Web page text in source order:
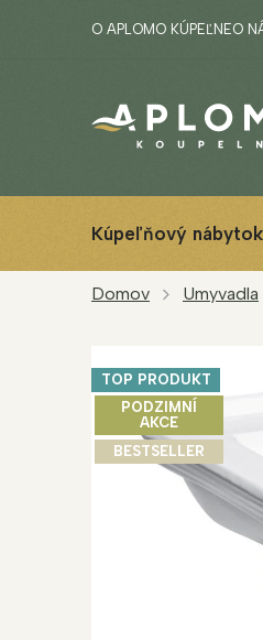
O APLOMO KÚPEĽNEO
Kúpeľňový nábytok
Domov Umyvadla
TOP PRODUKT
PODZIMNÍ
AKCE
BESTSELLER